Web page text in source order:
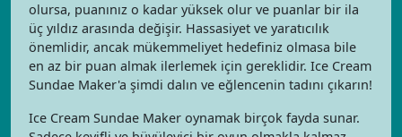
olursa, puanınız o kadar yüksek olur ve puanlar bir ila
üç yıldız arasında değişir. Hassasiyet ve yaratıcılık
önemlidir, ancak mükemmeliyet hedefiniz olmasa bile
en az bir puan almak ilerlemek için gereklidir. Ice Cream
Sundae Maker'a şimdi dalın ve eğlencenin tadını çıkarın!
Ice Cream Sundae Maker oynamak birçok fayda sunar.